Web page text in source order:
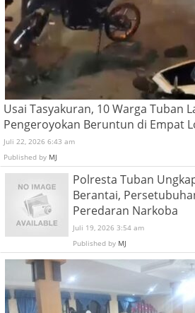
Usai Tasyakuran, 10 Warga Tuban
Pengeroyokan Beruntun di Empat
Juli 22, 2026 6:43 am
Published by MJ
Polresta Tuban
Berantai,
Peredaran Narkoba
Juli 19, 2026 3:54 am
Published by MJ